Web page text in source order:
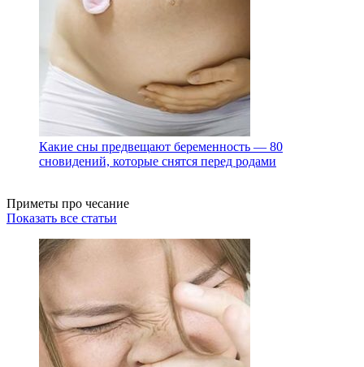
Какие сны предвещают беременность — 80
сновидений, которые снятся перед родами
Приметы про чесание
Показать все статьи